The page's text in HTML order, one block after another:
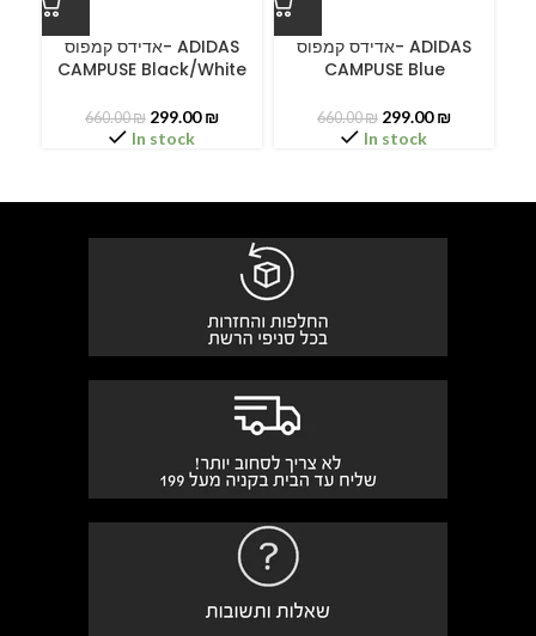
אדידס קמפוס- ADIDAS
CAMPUSE Black/White
660.00₪ 299.00₪
In stock
אדידס קמפוס- ADIDAS
CAMPUSE Blue
660.00₪ 299.00₪
In stock